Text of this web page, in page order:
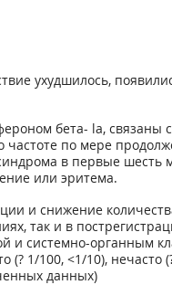
ухудшилось,
бета- la, связаны
по мере
в первые
или эритема.
и снижение
так и в
и системно-органным
1/100, <1/10), нечасто
данных)